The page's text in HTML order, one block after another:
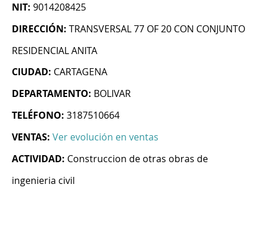
NIT: 9014208425
DIRECCIÓN: TRANSVERSAL 77 OF 20 CON CONJUNTO
RESIDENCIAL ANITA
CIUDAD: CARTAGENA
DEPARTAMENTO: BOLIVAR
TELÉFONO: 3187510664
VENTAS: Ver evolución en ventas
ACTIVIDAD: Construccion de otras obras de
ingenieria civil